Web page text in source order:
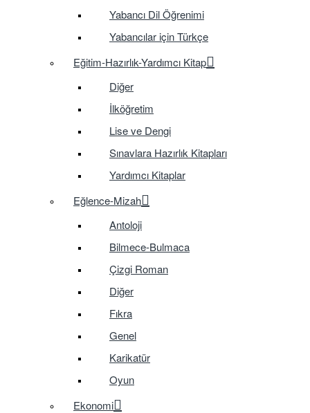
Yabancı Dil Öğrenimi
Yabancılar için Türkçe
Eğitim-Hazırlık-Yardımcı Kitap
Diğer
İlköğretim
Lise ve Dengi
Sınavlara Hazırlık Kitapları
Yardımcı Kitaplar
Eğlence-Mizah
Antoloji
Bilmece-Bulmaca
Çizgi Roman
Diğer
Fıkra
Genel
Karikatür
Oyun
Ekonomi